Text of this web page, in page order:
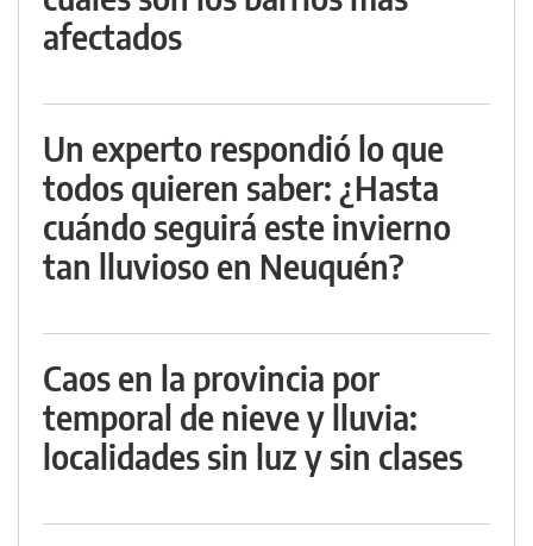
afectados
Un experto respondió lo que
todos quieren saber: ¿Hasta
cuándo seguirá este invierno
tan lluvioso en Neuquén?
Caos en la provincia por
temporal de nieve y lluvia:
localidades sin luz y sin clases